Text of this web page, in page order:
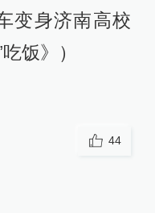
变身济南高校
饭》）
44